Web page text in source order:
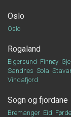
Oslo
Oslo
Rogaland
Eigersund Finnøy
Sandnes Sola
Vindafjord
Sogn og fjordane
Bremanger Eid Førde